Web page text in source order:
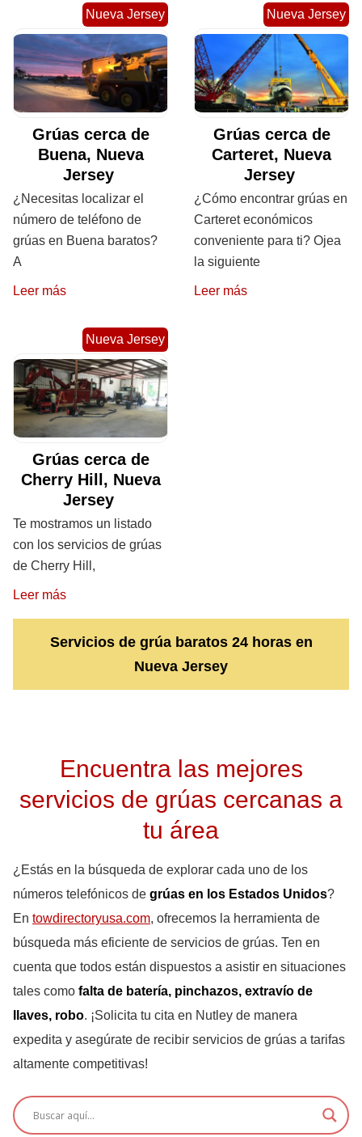
Nueva Jersey
Grúas cerca de
Buena, Nueva
Jersey
¿Necesitas localizar el
número de teléfono de
grúas en Buena baratos?
A
Leer más
Nueva Jersey
Grúas cerca de
Carteret, Nueva
Jersey
¿Cómo encontrar grúas en
Carteret económicos
conveniente para ti? Ojea
la siguiente
Leer más
Nueva Jersey
Grúas cerca de
Cherry Hill, Nueva
Jersey
Te mostramos un listado
con los servicios de grúas
de Cherry Hill,
Leer más
Servicios de grúa baratos 24 horas en
Nueva Jersey
Encuentra las mejores
servicios de grúas cercanas a
tu área
¿Estás en la búsqueda de explorar cada uno de los
números telefónicos de grúas en los Estados Unidos?
En towdirectoryusa.com, ofrecemos la herramienta de
búsqueda más eficiente de servicios de grúas. Ten en
cuenta que todos están dispuestos a asistir en situaciones
tales como falta de batería, pinchazos, extravío de
llaves, robo. ¡Solicita tu cita en Nutley de manera
expedita y asegúrate de recibir servicios de grúas a tarifas
altamente competitivas!